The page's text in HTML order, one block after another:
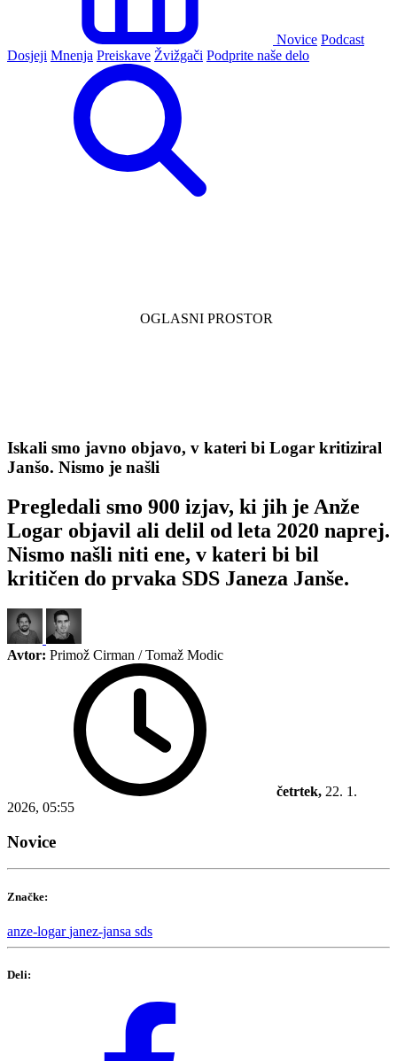
Novice Podcast
Dosjeji Mnenja Preiskave Žvižgači Podprite naše delo
Iskali smo javno objavo, v kateri bi Logar kritiziral
Janšo. Nismo je našli
Pregledali smo 900 izjav, ki jih je Anže
Logar objavil ali delil od leta 2020 naprej.
Nismo našli niti ene, v kateri bi bil
kritičen do prvaka SDS Janeza Janše.
Avtor: Primož Cirman / Tomaž Modic
četrtek, 22. 1.
2026, 05:55
Novice
Značke:
anze-logarjanez-jansa sds
Deli: